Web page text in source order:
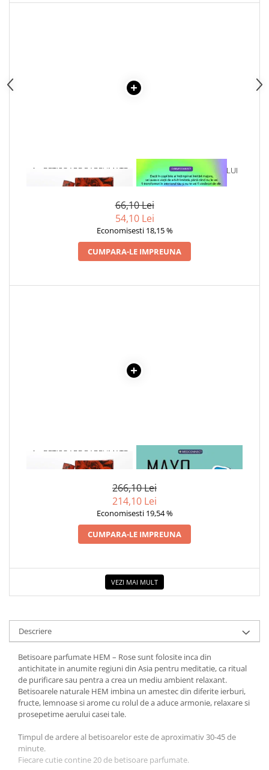
1 x BETISOARE PARFUMATE
RED ROSE
1 x VINDECAREA COPILULUI
INTERIOR
66,10 Lei
54,10 Lei
Economisesti 18,15 %
CUMPARA-LE IMPREUNA
1 x BETISOARE PARFUMATE
RED ROSE
1 x MAYO CLINIC. CARTEA
ESENTIALA DESPRE DIABETUL
266,10 Lei
214,10 Lei
Economisesti 19,54 %
CUMPARA-LE IMPREUNA
VEZI MAI MULT
Descriere
Betisoare parfumate HEM – Rose sunt folosite inca din
antichitate in anumite regiuni din Asia pentru meditatie, ca ritual
de purificare sau pentra a crea un mediu ambient relaxant.
Betisoarele naturale HEM imbina un amestec din diferite ierburi,
fructe, lemnoase si arome cu rolul de a aduce armonie, relaxare si
prosepetime aerului casei tale.
Timpul de ardere al betisoarelor este de aproximativ 30-45 de
minute.
Fiecare cutie contine 20 de betisoare parfumate.